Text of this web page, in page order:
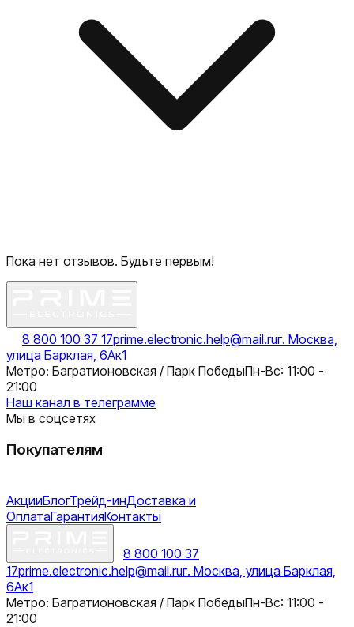
Пока нет отзывов. Будьте первым!
8 800 100 37 17prime.electronic.help@mail.ruг. Москва,
улица Барклая, 6Ак1
Метро: Багратионовская / Парк ПобедыПн-Вс: 11:00 -
21:00
Наш канал в телеграмме
Мы в соцсетях
Покупателям
АкцииБлогТрейд-инДоставка и
ОплатаГарантияКонтакты
8 800 100 37
17prime.electronic.help@mail.ruг. Москва, улица Барклая,
6Ак1
Метро: Багратионовская / Парк ПобедыПн-Вс: 11:00 -
21:00